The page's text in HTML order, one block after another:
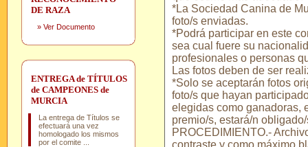
DE RAZA
» Ver Documento
ENTREGA de TÍTULOS
de CAMPEONES de
MURCIA
La entrega de Títulos se
efectuará una vez
homologado los mismos
por el comite ...
*La Sociedad Canina de
foto/s enviadas.
*Podrá participar en este
sea cual fuere su
profesionales o personas
Las fotos deben de ser
*Solo se aceptarán fotos
foto/s que hayan
elegidas como ganadoras,
premio/s, estará/n
PROCEDIMIENTO.-
contraste y como máximo